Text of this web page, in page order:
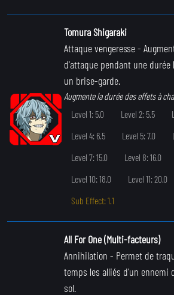
Tomura Shigaraki
Attaque vengeresse-
d'attaque pendant une
un brise-garde.
Augmente la durée des effets à
Level 1: 5.0
Level 2: 5.5
Level 4: 6.5
Level 5: 7.0
Level 7: 15.0
Level 8: 16.0
Level 10: 18.0
Level 11: 20.0
Sub Effect: 1.1
All For One (Multi-facteurs)
Annihilation - Permet de
temps les alliés d'un ennemi
sol.